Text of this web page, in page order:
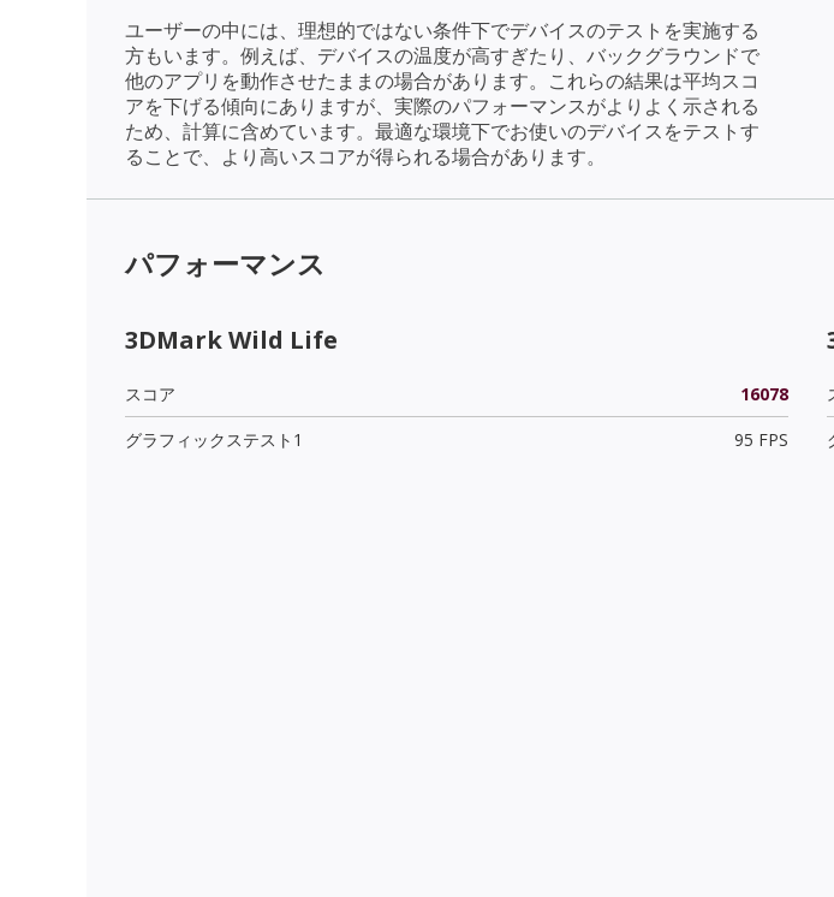
ユーザーの中には、理想的ではない条件下でデバイスのテストを実施する
方もいます。例えば、デバイスの温度が高すぎたり、バックグラウンドで
他のアプリを動作させたままの場合があります。これらの結果は平均スコ
アを下げる傾向にありますが、実際のパフォーマンスがよりよく示される
ため、計算に含めています。最適な環境下でお使いのデバイスをテストす
ることで、より高いスコアが得られる場合があります。
パフォーマンス
3DMark Wild Life
スコア
16078
グラフィックステスト1
95 FPS